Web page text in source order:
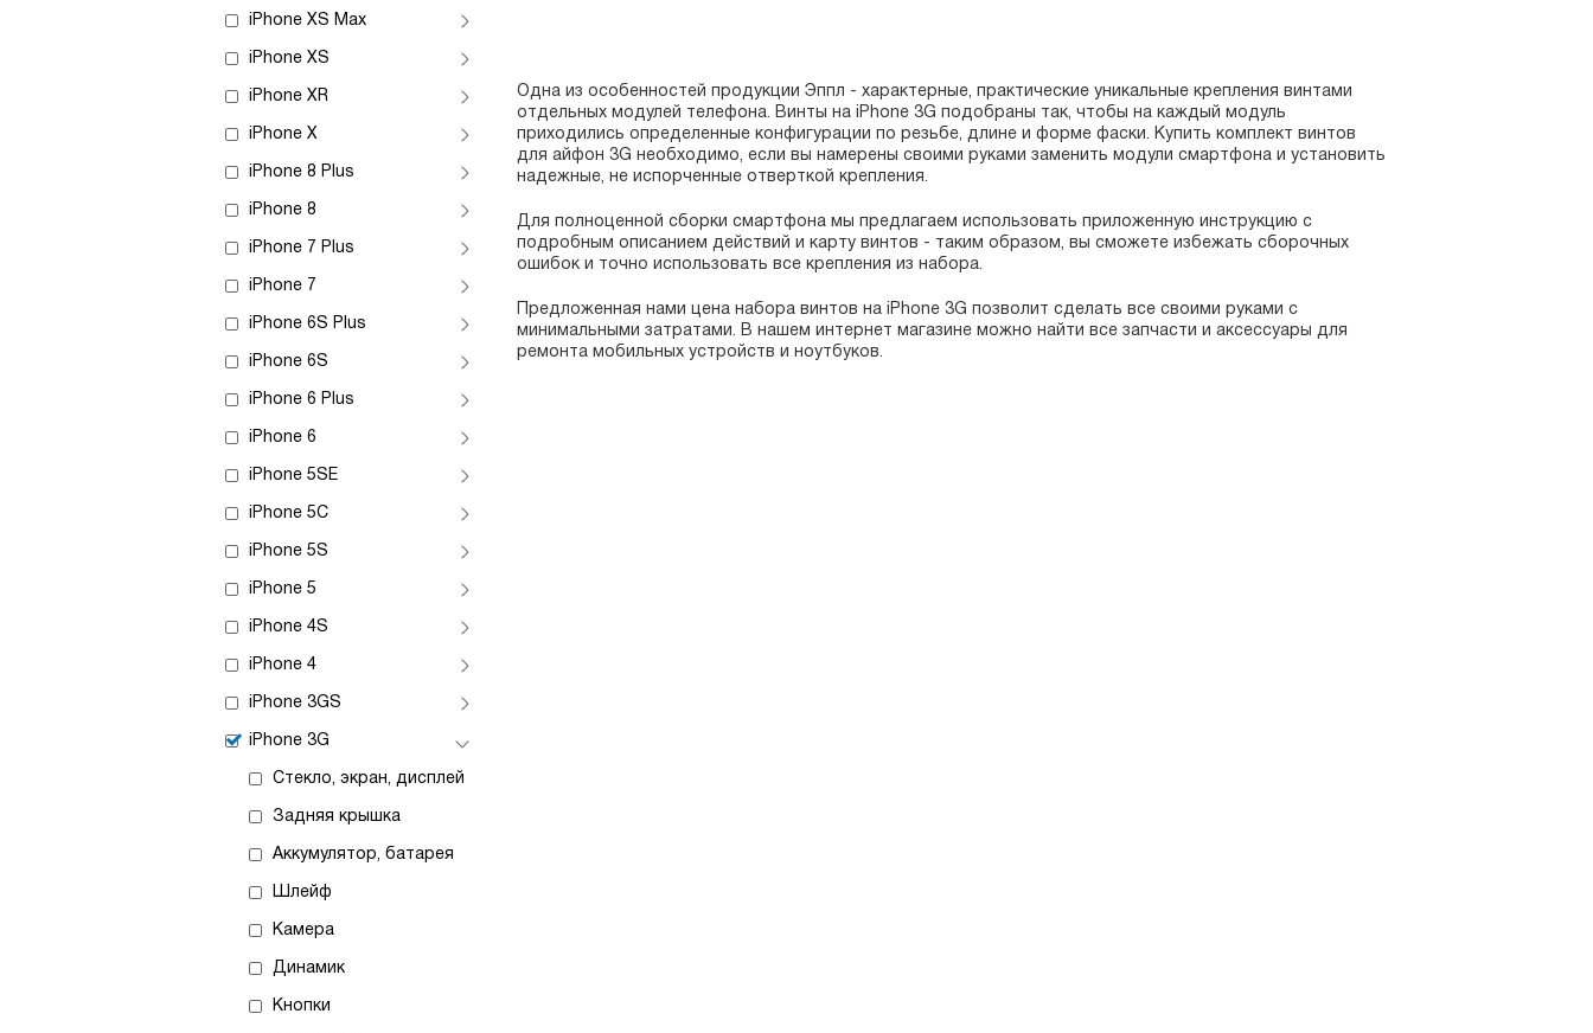
iPhone XS Max
iPhone XS
iPhone XR
iPhone X
iPhone 8 Plus
iPhone 8
iPhone 7 Plus
iPhone 7
iPhone 6S Plus
iPhone 6S
iPhone 6 Plus
iPhone 6
iPhone 5SE
iPhone 5C
iPhone 5S
iPhone 5
iPhone 4S
iPhone 4
iPhone 3GS
iPhone 3G
Стекло, экран, дисплей
Задняя крышка
Аккумулятор, батарея
Шлейф
Камера
Динамик
Кнопки
Одна из особенностей продукции Эппл - характерные, практические уникальные крепления винтами
отдельных модулей телефона. Винты на iPhone 3G подобраны так, чтобы на каждый модуль
приходились определенные конфигурации по резьбе, длине и форме фаски. Купить комплект винтов
для айфон 3G необходимо, если вы намерены своими руками заменить модули смартфона и установить
надежные, не испорченные отверткой крепления.
Для полноценной сборки смартфона мы предлагаем использовать приложенную инструкцию с
подробным описанием действий и карту винтов - таким образом, вы сможете избежать сборочных
ошибок и точно использовать все крепления из набора.
Предложенная нами цена набора винтов на iPhone 3G позволит сделать все своими руками с
минимальными затратами. В нашем интернет магазине можно найти все запчасти и аксессуары для
ремонта мобильных устройств и ноутбуков.